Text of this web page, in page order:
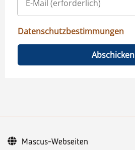
Datenschutzbestimmungen
Abschicken
Mascus-Webseiten